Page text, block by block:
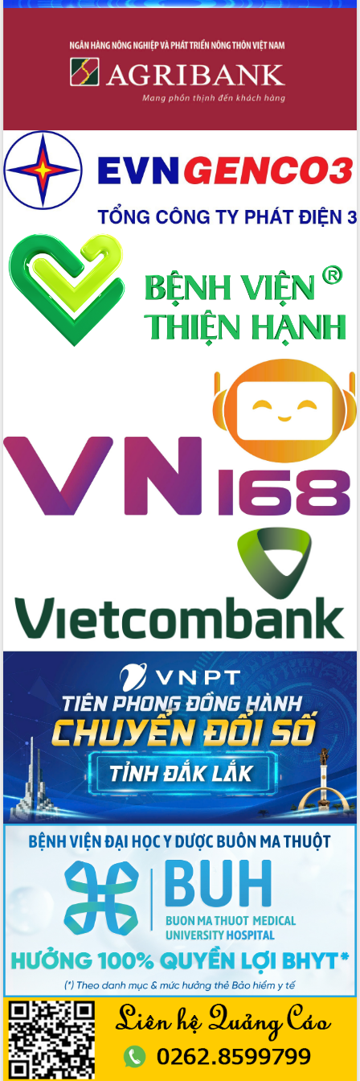
hành cùng nông dân dân, doanh nghiệp
Giai đoạn 2026-2030, Đắk Lắk phấn
đấu có 77% xã đạt chuẩn nông thôn
Triển khai đồng bộ đo đạc, lập hồ sơ
địa chính, hoàn thiện cơ sở dữ liệu đất
đai
Ứng dụng sinh trắc học - Bước tiến
trong hành trình chuyển đổi số tại Đắk
Đắk Lắk nâng cao hiệu quả công tác
Đảng từ Sổ tay đảng viên điện tử
Đắk Lắk đẩy mạnh nuôi biển công
nghệ, hướng tới phát triển thủy sản
bền vững
Tập huấn nâng cao năng lực triển khai
Đẩy mạnh cải cách hành chính, quyết
tâm đạt được mục tiêu tăng trưởng
hai con số trong năm 2026
Tổ chức trang trọng Lễ hội Đền thờ
Lương Văn Chánh năm 2026
số y tế tại Đắk Lắk
Chuyển đổi số thư viện: Mở rộng
không gian tri thức trong thời đại số
Đánh giá, rút kinh nghiệm công tác tổ
chức diễn tập trước ngày bầu cử
Chương trình “Gặp gỡ hữu nghị –
Friendship Meeting New Year 2026”
Bầu cử Quốc hội và HĐND: Cử tri Đắk
Lắk gửi gắm niềm tin, kỳ vọng vào lá
phiếu
Đắk Lắk sẵn sàng các điều kiện cho
Ngày hội bầu cử đại biểu Quốc hội
khóa XVI và HĐND các cấp nhiệm kỳ
2026-2031
Đảm bảo cuộc bầu cử đại biểu Quốc
hội và đại biểu HĐND các cấp diễn ra
an toàn, hiệu quả, đúng quy định
Thủ tướng Chính phủ Phạm Minh Chính
kiểm tra, chỉ đạo hoàn thành các dự
án cao tốc và thăm khu tái định cư tại
Đắk Lắk
Sôi nổi Hội đua ngựa truyền thống Gò
Thì Thùng mừng Xuân Bính Ngọ 2026
Lãnh đạo tỉnh dâng hương tưởng niệm
tại Đập Đồng Cam đầu Xuân Bính Ngọ
Ngành nông nghiệp phấn đấu tăng
trưởng đạt 5,86% trong năm 2026
UBND tỉnh Đắk Lắk triển khai công tác